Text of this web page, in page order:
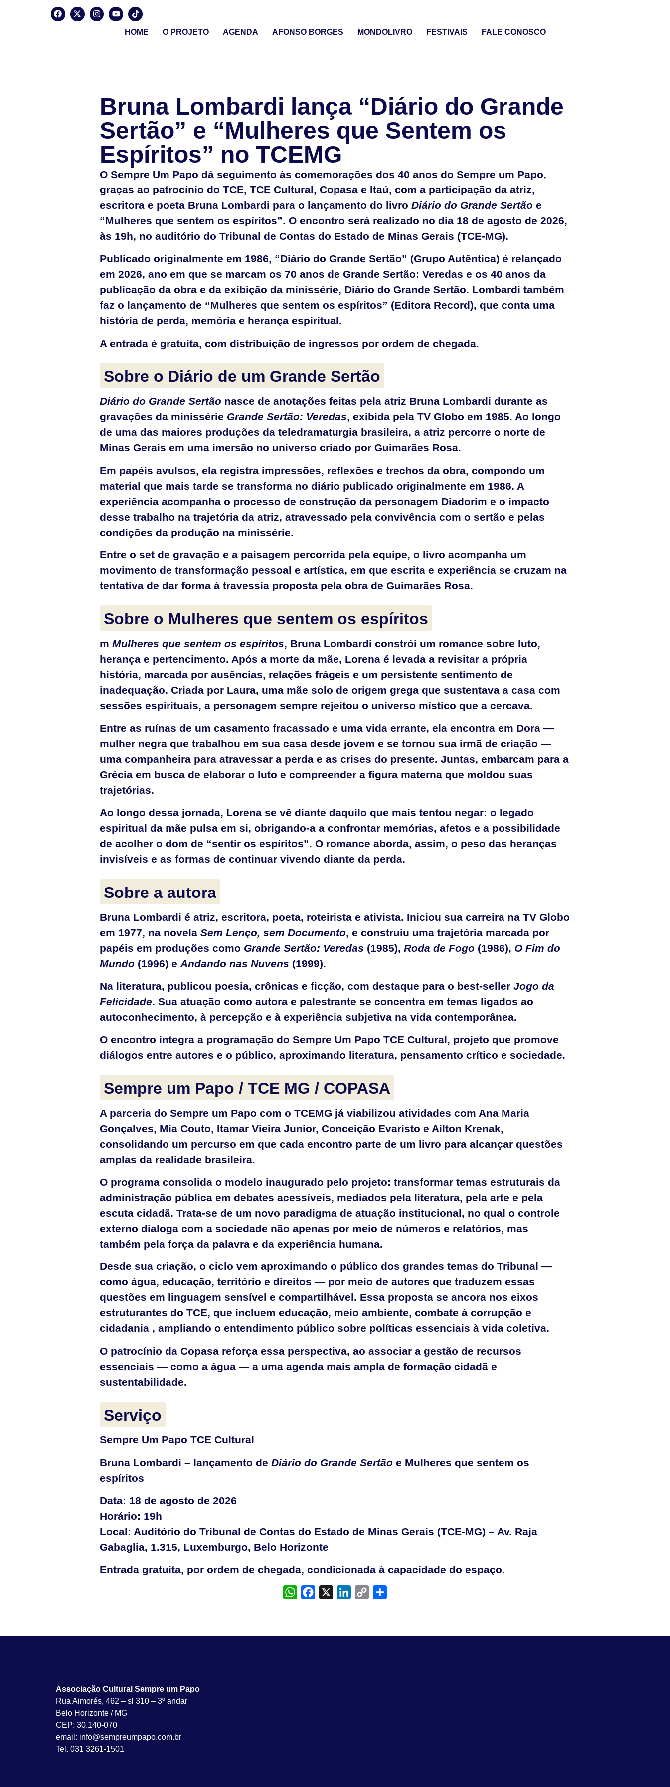
HOME O PROJETO AGENDA AFONSO BORGES MONDOLIVRO FESTIVAIS FALE CONOSCO
Bruna Lombardi lança “Diário do Grande
Sertão” e “Mulheres que Sentem os
Espíritos” no TCEMG
O Sempre Um Papo dá seguimento às comemorações dos 40 anos do Sempre um Papo,
graças ao patrocínio do TCE, TCE Cultural, Copasa e Itaú, com a participação da atriz,
escritora e poeta Bruna Lombardi para o lançamento do livro Diário do Grande Sertão e
“Mulheres que sentem os espíritos”. O encontro será realizado no dia 18 de agosto de 2026,
às 19h, no auditório do Tribunal de Contas do Estado de Minas Gerais (TCE-MG).
Publicado originalmente em 1986, “Diário do Grande Sertão” (Grupo Autêntica) é relançado
em 2026, ano em que se marcam os 70 anos de Grande Sertão: Veredas e os 40 anos da
publicação da obra e da exibição da minissérie, Diário do Grande Sertão. Lombardi também
faz o lançamento de “Mulheres que sentem os espíritos” (Editora Record), que conta uma
história de perda, memória e herança espiritual.
A entrada é gratuita, com distribuição de ingressos por ordem de chegada.
Sobre o Diário de um Grande Sertão
Diário do Grande Sertão nasce de anotações feitas pela atriz Bruna Lombardi durante as
gravações da minissérie Grande Sertão: Veredas, exibida pela TV Globo em 1985. Ao longo
de uma das maiores produções da teledramaturgia brasileira, a atriz percorre o norte de
Minas Gerais em uma imersão no universo criado por Guimarães Rosa.
Em papéis avulsos, ela registra impressões, reflexões e trechos da obra, compondo um
material que mais tarde se transforma no diário publicado originalmente em 1986. A
experiência acompanha o processo de construção da personagem Diadorim e o impacto
desse trabalho na trajetória da atriz, atravessado pela convivência com o sertão e pelas
condições da produção na minissérie.
Entre o set de gravação e a paisagem percorrida pela equipe, o livro acompanha um
movimento de transformação pessoal e artística, em que escrita e experiência se cruzam na
tentativa de dar forma à travessia proposta pela obra de Guimarães Rosa.
Sobre o Mulheres que sentem os espíritos
m Mulheres que sentem os espíritos, Bruna Lombardi constrói um romance sobre luto,
herança e pertencimento. Após a morte da mãe, Lorena é levada a revisitar a própria
história, marcada por ausências, relações frágeis e um persistente sentimento de
inadequação. Criada por Laura, uma mãe solo de origem grega que sustentava a casa com
sessões espirituais, a personagem sempre rejeitou o universo místico que a cercava.
Entre as ruínas de um casamento fracassado e uma vida errante, ela encontra em Dora —
mulher negra que trabalhou em sua casa desde jovem e se tornou sua irmã de criação —
uma companheira para atravessar a perda e as crises do presente. Juntas, embarcam para a
Grécia em busca de elaborar o luto e compreender a figura materna que moldou suas
trajetórias.
Ao longo dessa jornada, Lorena se vê diante daquilo que mais tentou negar: o legado
espiritual da mãe pulsa em si, obrigando-a a confrontar memórias, afetos e a possibilidade
de acolher o dom de “sentir os espíritos”. O romance aborda, assim, o peso das heranças
invisíveis e as formas de continuar vivendo diante da perda.
Sobre a autora
Bruna Lombardi é atriz, escritora, poeta, roteirista e ativista. Iniciou sua carreira na TV Globo
em 1977, na novela Sem Lenço, sem Documento, e construiu uma trajetória marcada por
papéis em produções como Grande Sertão: Veredas (1985), Roda de Fogo (1986), O Fim do
Mundo (1996) e Andando nas Nuvens (1999).
Na literatura, publicou poesia, crônicas e ficção, com destaque para o best-seller Jogo da
Felicidade. Sua atuação como autora e palestrante se concentra em temas ligados ao
autoconhecimento, à percepção e à experiência subjetiva na vida contemporânea.
O encontro integra a programação do Sempre Um Papo TCE Cultural, projeto que promove
diálogos entre autores e o público, aproximando literatura, pensamento crítico e sociedade.
Sempre um Papo / TCE MG / COPASA
A parceria do Sempre um Papo com o TCEMG já viabilizou atividades com Ana Maria
Gonçalves, Mia Couto, Itamar Vieira Junior, Conceição Evaristo e Ailton Krenak,
consolidando um percurso em que cada encontro parte de um livro para alcançar questões
amplas da realidade brasileira.
O programa consolida o modelo inaugurado pelo projeto: transformar temas estruturais da
administração pública em debates acessíveis, mediados pela literatura, pela arte e pela
escuta cidadã. Trata-se de um novo paradigma de atuação institucional, no qual o controle
externo dialoga com a sociedade não apenas por meio de números e relatórios, mas
também pela força da palavra e da experiência humana.
Desde sua criação, o ciclo vem aproximando o público dos grandes temas do Tribunal —
como água, educação, território e direitos — por meio de autores que traduzem essas
questões em linguagem sensível e compartilhável. Essa proposta se ancora nos eixos
estruturantes do TCE, que incluem educação, meio ambiente, combate à corrupção e
cidadania , ampliando o entendimento público sobre políticas essenciais à vida coletiva.
O patrocínio da Copasa reforça essa perspectiva, ao associar a gestão de recursos
essenciais — como a água — a uma agenda mais ampla de formação cidadã e
sustentabilidade.
Serviço
Sempre Um Papo TCE Cultural
Bruna Lombardi – lançamento de Diário do Grande Sertão e Mulheres que sentem os
espíritos
Data: 18 de agosto de 2026
Horário: 19h
Local: Auditório do Tribunal de Contas do Estado de Minas Gerais (TCE-MG) – Av. Raja
Gabaglia, 1.315, Luxemburgo, Belo Horizonte
Entrada gratuita, por ordem de chegada, condicionada à capacidade do espaço.
WhatsAppFacebook LinkedIn
Copy
Associação Cultural Sempre um Papo
Rua Aimorés, 462 – sl 310 – 3º andar
Belo Horizonte / MG
CEP: 30.140-070
email: info@sempreumpapo.com.br
Tel. 031 3261-1501